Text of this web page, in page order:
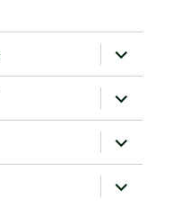
amplia
el
menú
fillamplia
el
menú
fillamplia
el
menú
fillamplia
el